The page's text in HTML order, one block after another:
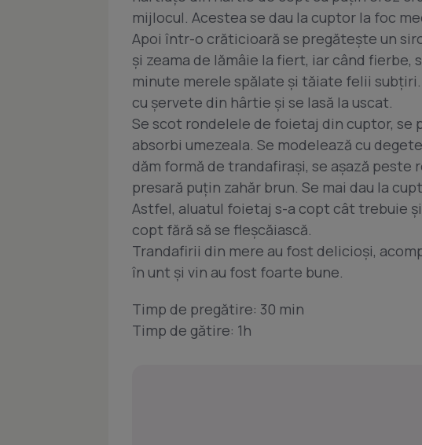
mijlocul. Acestea se dau la cuptor la foc
Apoi într-o crăticioară se pregăteşte un
şi zeama de lămâie la fiert, iar când fierbe,
minute merele spălate şi tăiate felii
cu şervete din hârtie şi se lasă la uscat.
Se scot rondelele de foietaj din cuptor, se
absorbi umezeala. Se modelează cu
dăm formă de trandafiraşi, se aşază peste
presară puţin zahăr brun. Se mai dau la
Astfel, aluatul foietaj s-a copt cât trebuie
copt fără să se fleşcăiască.
Trandafirii din mere au fost delicioşi,
în unt şi vin au fost foarte bune.
Timp de pregătire: 30 min
Timp de gătire: 1h